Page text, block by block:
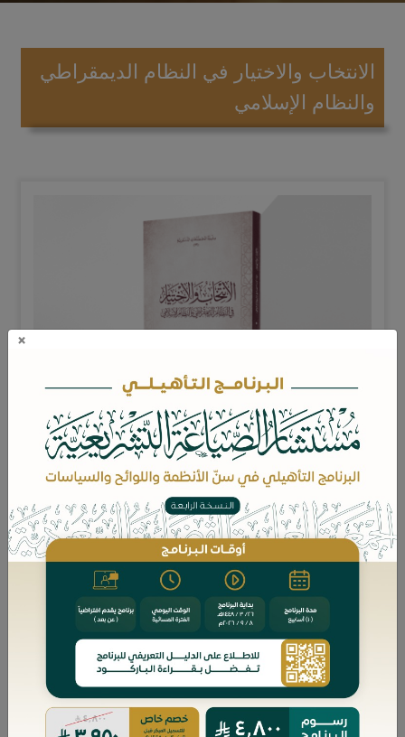
الانتخاب والاختيار في النظام الديمقراطي
والنظام الإسلامي
تكتسب السلطة شرعيتها عن طريق
وسيلة الإسناد الشرعية التي يُعبَّر عنها
في الدساتير الديمقراطية بمصطلح
"الانتخاب"، بينما يُعبَّر عنها في نظام
الحكم الإسلامي بمصطلح "الاختيار"،
ومع ما بين المصطلحين من اشتراك
في أصل المعنى اللغوي إلا أن بينهما
×